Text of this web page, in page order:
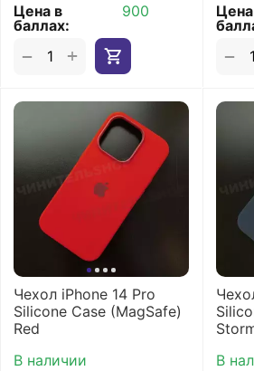
Цена в
баллах:
900
+
− −
Чехол iPhone 14 Pro
Silicone Case (MagSafe)
Red
В наличии
В